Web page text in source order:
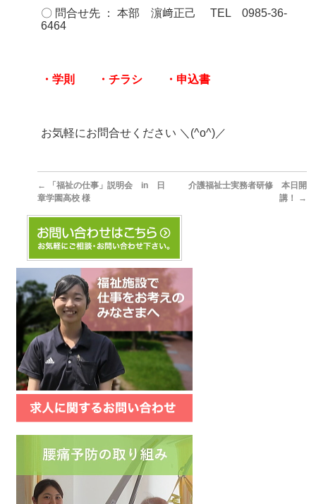
〇 問合せ先 ： 本部 濵﨑正己
TEL 0985-36-
6464
・学則 ・チラシ ・ 申込書
お気軽にお問合せください ＼(^o^)／
←
「福祉の仕事」説明会 in 日
章学園高校 様
介護福祉士実務者研修 本日開
講！
→